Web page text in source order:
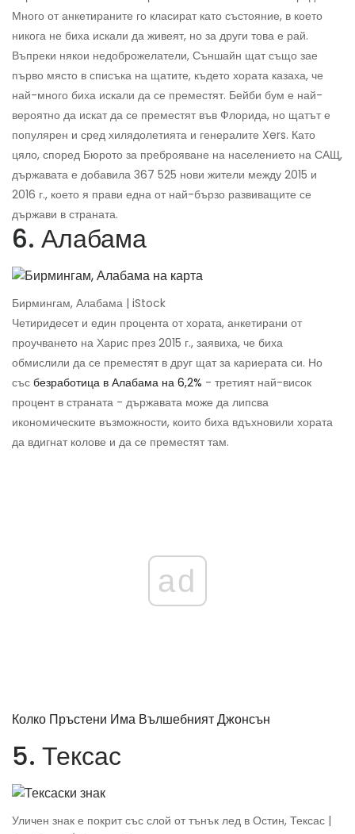
Много от анкетираните го класират като състояние, в което
никога не биха искали да живеят, но за други това е рай.
Въпреки някои недоброжелатели, Съншайн щат също зае
първо място в списъка на щатите, където хората казаха, че
най-много биха искали да се преместят. Бейби бум е най-
вероятно да искат да се преместят във Флорида, но щатът е
популярен и сред хилядолетията и генералите Xers. Като
цяло, според Бюрото за преброяване на населението на САЩ,
държавата е добавила 367 525 нови жители между 2015 и
2016 г., което я прави една от най-бързо развиващите се
държави в страната.
6. Алабама
Бирмингам, Алабама | iStock
Четиридесет и един процента от хората, анкетирани от
проучването на Харис през 2015 г., заявиха, че биха
обмислили да се преместят в друг щат за кариерата си. Но
със безработица в Алабама на 6,2% - третият най-висок
процент в страната - държавата може да липсва
икономическите възможности, които биха вдъхновили хората
да вдигнат колове и да се преместят там.
ad
Колко Пръстени Има Вълшебният Джонсън
5. Тексас
Уличен знак е покрит със слой от тънък лед в Остин, Тексас |